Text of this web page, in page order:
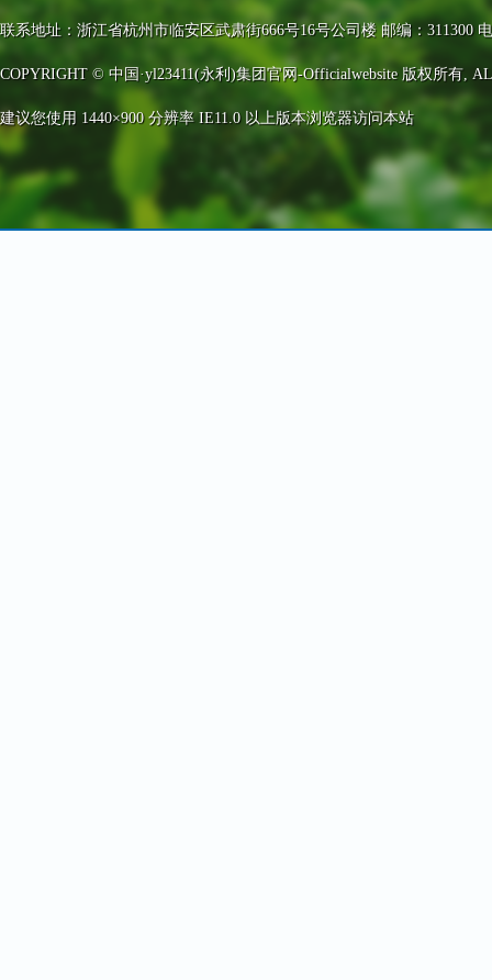
联系地址：浙江省杭州市临安区武肃街666号16号公司楼 邮编：311300
COPYRIGHT © 中国·yl23411(永利)集团官网-Officialwebsite 版权所有,
建议您使用 1440×900 分辨率 IE11.0 以上版本浏览器访问本站